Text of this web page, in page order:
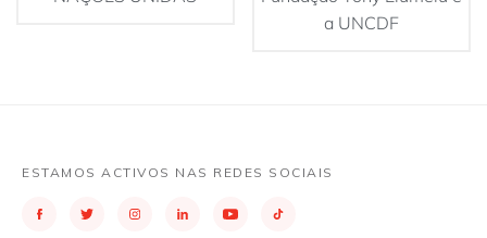
a UNCDF
ESTAMOS ACTIVOS NAS REDES SOCIAIS